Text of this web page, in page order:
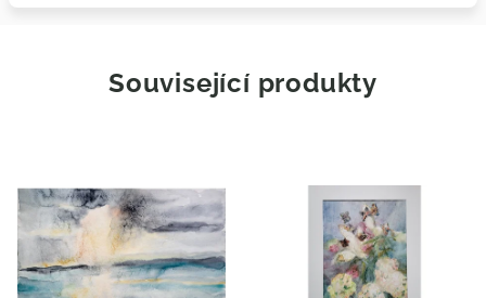
Související produkty